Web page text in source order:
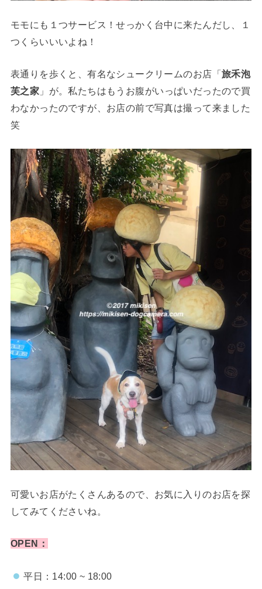
モモにも１つサービス！せっかく台中に来たんだし、１
つくらいいいよね！
表通りを歩くと、有名なシュークリームのお店「旅禾泡
芙之家 」が。私たちはもうお腹がいっぱいだったので買
わなかったのですが、お店の前で写真は撮って来ました
笑
可愛いお店がたくさんあるので、お気に入りのお店を探
してみてくださいね。
OPEN：
平日：14:00 ~ 18:00